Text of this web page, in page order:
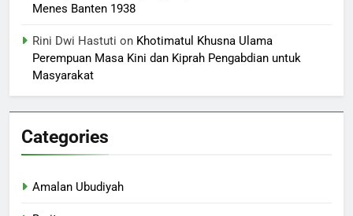
Menes Banten 1938
Rini Dwi Hastuti on Khotimatul Khusna Ulama
Perempuan Masa Kini dan Kiprah Pengabdian untuk
Masyarakat
Categories
Amalan Ubudiyah